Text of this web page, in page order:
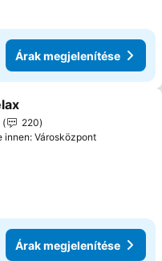
Árak megjelenítése
a kedvencekhez
220
innen: Városközpont
Árak megjelenítése